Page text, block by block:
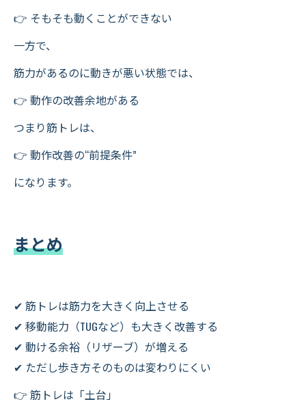
👉 そもそも動くことができない
一方で、
筋力があるのに動きが悪い状態では、
👉 動作の改善余地がある
つまり筋トレは、
👉 動作改善の“前提条件”
になります。
まとめ
✔ 筋トレは筋力を大きく向上させる
✔ 移動能力（TUGなど）も大きく改善する
✔ 動ける余裕（リザーブ）が増える
✔ ただし歩き方そのものは変わりにくい
👉 筋トレは「土台」